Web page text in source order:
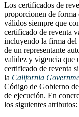
Los certificados de
proporcionen de forma
válidos siempre que
certificado de reventa
incluyendo la firma del
de un representante
validez y vigencia que
certificado de reventa
la California
Código de Gobierno
de ejecución. En
los siguientes atributos: